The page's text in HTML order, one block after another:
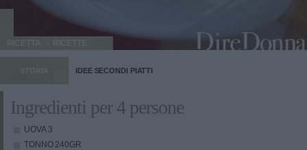
RICETTA
STORIA IDEE SECONDI PIATTI
Ingredienti per 4 persone
UOVA 3
TONNO 240GR